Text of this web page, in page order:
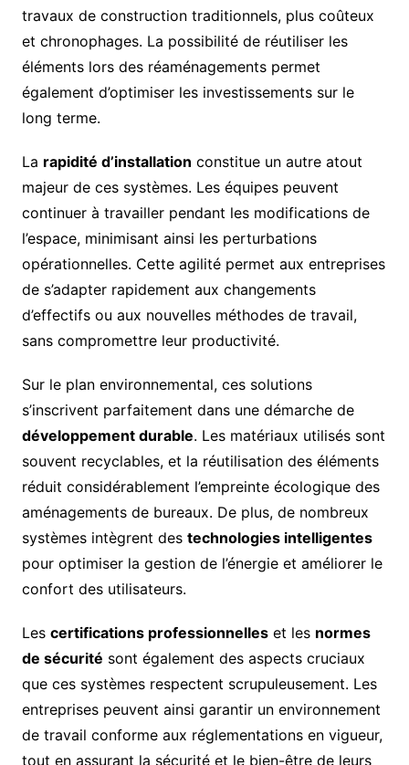
travaux de construction traditionnels, plus coûteux
et chronophages. La possibilité de réutiliser les
éléments lors des réaménagements permet
également d’optimiser les investissements sur le
long terme.
La rapidité d’installation constitue un autre atout
majeur de ces systèmes. Les équipes peuvent
continuer à travailler pendant les modifications de
l’espace, minimisant ainsi les perturbations
opérationnelles. Cette agilité permet aux entreprises
de s’adapter rapidement aux changements
d’effectifs ou aux nouvelles méthodes de travail,
sans compromettre leur productivité.
Sur le plan environnemental, ces solutions
s’inscrivent parfaitement dans une démarche de
développement durable. Les matériaux utilisés sont
souvent recyclables, et la réutilisation des éléments
réduit considérablement l’empreinte écologique des
aménagements de bureaux. De plus, de nombreux
systèmes intègrent des technologies intelligentes
pour optimiser la gestion de l’énergie et améliorer le
confort des utilisateurs.
Les certifications professionnelleset les normes
de sécurité sont également des aspects cruciaux
que ces systèmes respectent scrupuleusement. Les
entreprises peuvent ainsi garantir un environnement
de travail conforme aux réglementations en vigueur,
tout en assurant la sécurité et le bien-être de leurs